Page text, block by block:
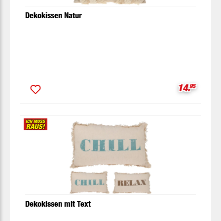
Dekokissen Natur
14.95
Dekokissen mit Text